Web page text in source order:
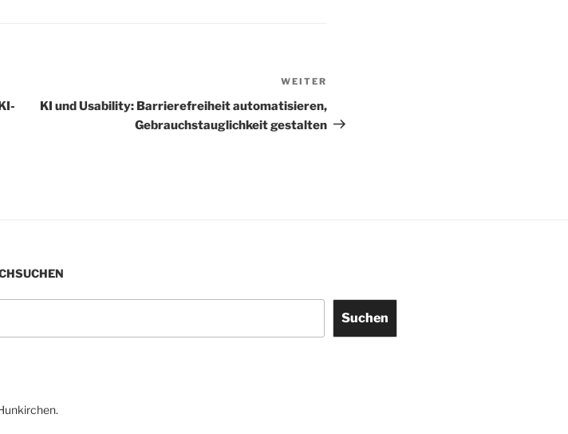
WEITER
KI und Usability: Barrierefreiheit automatisieren,
Gebrauchstauglichkeit gestalten
Suchen